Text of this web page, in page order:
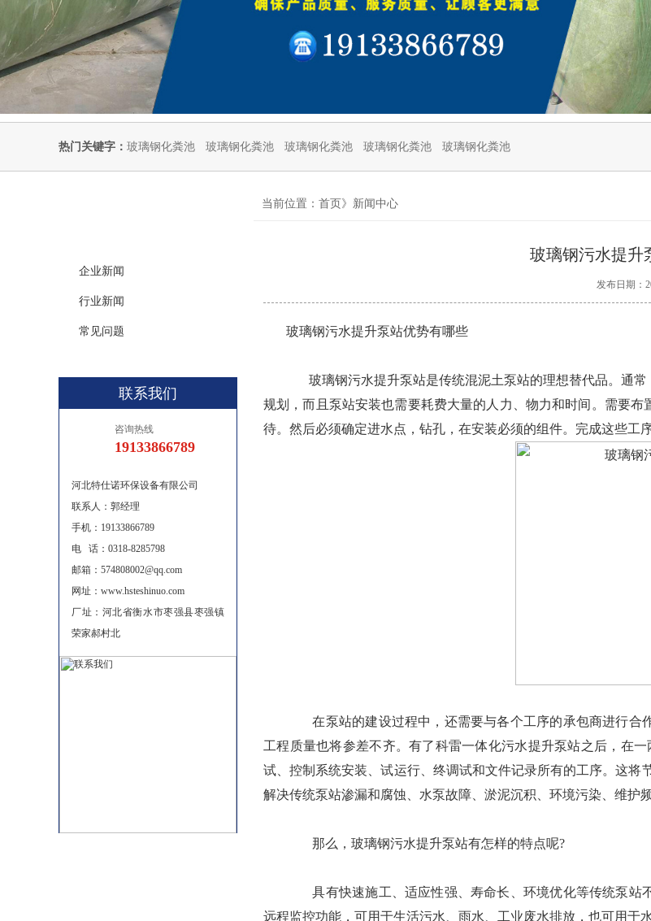
热门关键字： 玻璃钢化粪池 玻璃钢化粪池 玻璃钢化粪池 玻璃钢化粪池 玻璃钢化粪池
企业新闻
行业新闻
常见问题
联系我们
咨询热线
19133866789
河北特仕诺环保设备有限公司
联系人：郭经理
手机：19133866789
电 话：0318-8285798
邮箱：574808002@qq.com
网址：www.hsteshinuo.com
厂址：河北省衡水市枣强县枣强镇
荣家郝村北
当前位置：首页》新闻中心
玻璃钢污水提升
发布日期：
玻璃钢污水提升泵站优势有哪些
玻璃钢污水提升泵站是传统混泥土泵站的理想替代品。通常
规划，而且泵站安装也需要耗费大量的人力、物力和时间。需要
待。然后必须确定进水点，钻孔，在安装必须的组件。完成这些工
在泵站的建设过程中，还需要与各个工序的承包商进行合
工程质量也将参差不齐。有了科雷一体化污水提升泵站之后，在
试、控制系统安装、试运行、终调试和文件记录所有的工序。这
解决传统泵站渗漏和腐蚀、水泵故障、淤泥沉积、环境污染、维护
那么，玻璃钢污水提升泵站有怎样的特点呢?
具有快速施工、适应性强、寿命长、环境优化等传统泵站
远程监控功能，可用于生活污水、雨水、工业废水排放，也可用于